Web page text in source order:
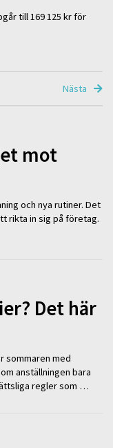
till 169 125 kr för
Nästa
mot
och nya rutiner. Det
rikta in sig på företag.
Det här
sommaren med
anställningen bara
regler som …